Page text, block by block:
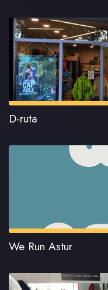
D-ruta
We Run Astur